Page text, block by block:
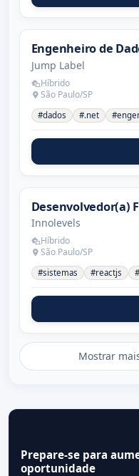
Engenheiro de
Jump Label
Híbrido
São Paulo/SP
#dados #.net
Desenvolvedor(a)
Innolevels
Híbrido
São Paulo/SP
#sistemas #reactjs
Mostrar
Prepare-se para
oportunidade